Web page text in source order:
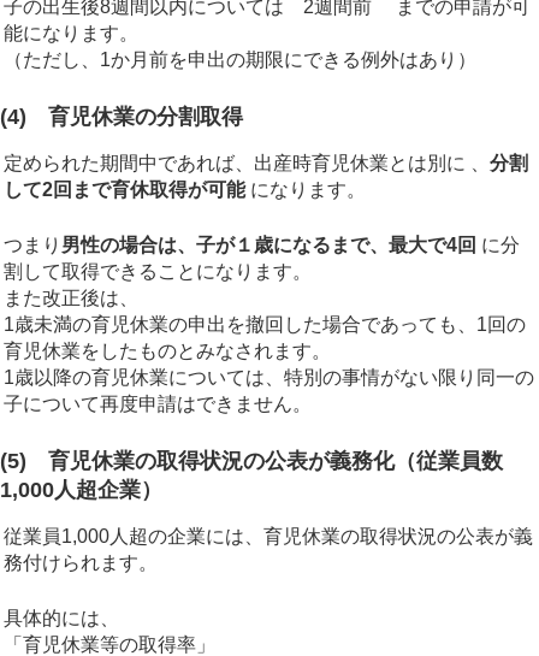
子の出生後8週間以内については 2週間前 までの申請が可
能になります。
（ただし、1か月前を申出の期限にできる例外はあり）
(4) 育児休業の分割取得
定められた期間中であれば、出産時育児休業とは別に 、 分割
して2回まで育休取得が可能になります。
つまり 男性の場合は、子が１歳になるまで、最大で4回 に分
割して取得できることになります。
また改正後は、
1歳未満の育児休業の申出を撤回した場合であっても、1回の
育児休業をしたものとみなされます。
1歳以降の育児休業については、特別の事情がない限り同一の
子について再度申請はできません。
(5) 育児休業の取得状況の公表が義務化（従業員数
1,000人超企業）
従業員1,000人超の企業には、育児休業の取得状況の公表が義
務付けられます。
具体的には、
「育児休業等の取得率」